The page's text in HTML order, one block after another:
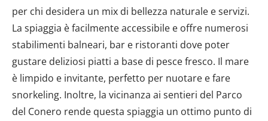
per chi desidera un mix di bellezza naturale e servizi.
La spiaggia è facilmente accessibile e offre numerosi
stabilimenti balneari, bar e ristoranti dove poter
gustare deliziosi piatti a base di pesce fresco. Il mare
è limpido e invitante, perfetto per nuotare e fare
snorkeling. Inoltre, la vicinanza ai sentieri del Parco
del Conero rende questa spiaggia un ottimo punto di